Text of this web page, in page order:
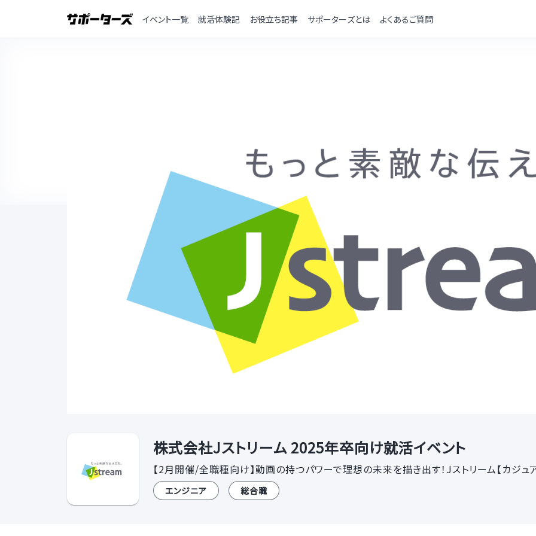
イベント一覧 就活体験記 お役立ち記事 サポーターズとは よくあるご質問
株式会社Jストリーム 2025年卒向け就活イベント
【2月開催/全職種向け】動画の持つパワーで理想の未来を描き出す！Jストリーム【カジュ
エンジニア 総合職